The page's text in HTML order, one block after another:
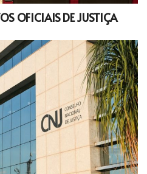
OFICIAIS DE JUSTIÇA